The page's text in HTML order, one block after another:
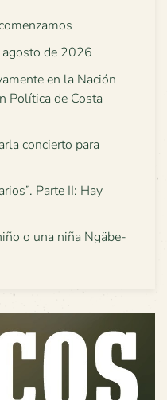
agosto de 2026
en la Nación
Política de Costa
concierto para
Parte II: Hay
o una niña Ngäbe-